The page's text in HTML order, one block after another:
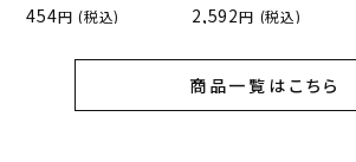
454 (税込) 2,592 (税込)
商品一覧はこちら